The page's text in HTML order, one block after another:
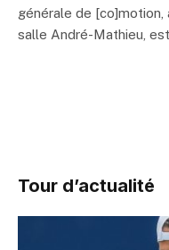
générale de [co]motion,
salle André-Mathieu,
Tour d’actualité